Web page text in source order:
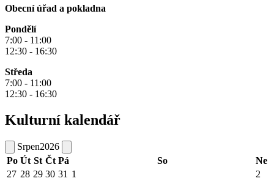
Obecní úřad a pokladna
Pondělí
7:00 - 11:00
12:30 - 16:30
Středa
7:00 - 11:00
12:30 - 16:30
Kulturní kalendář
Srpen2026
Po Út St Čt Pá So
Ne
27 28 29 30 31 1 2